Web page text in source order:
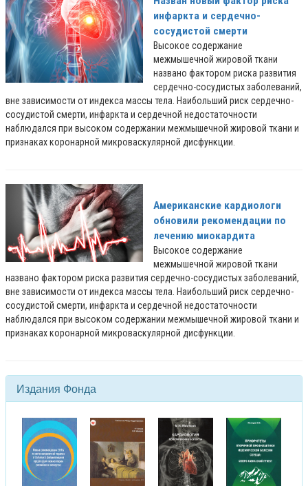
инфаркта и сердечно-
сосудистой смерти
Высокое содержание
межмышечной жировой ткани
названо фактором риска развития
сердечно-сосудистых заболеваний,
вне зависимости от индекса массы тела. Наибольший риск сердечно-
сосудистой смерти, инфаркта и сердечной недостаточности
наблюдался при высоком содержании межмышечной жировой ткани и
признаках коронарной микроваскулярной дисфункции.
Американские кардиологи
обновили рекомендации по
лечению миокардита
Высокое содержание
межмышечной жировой ткани
названо фактором риска развития сердечно-сосудистых заболеваний,
вне зависимости от индекса массы тела. Наибольший риск сердечно-
сосудистой смерти, инфаркта и сердечной недостаточности
наблюдался при высоком содержании межмышечной жировой ткани и
признаках коронарной микроваскулярной дисфункции.
Издания Фонда